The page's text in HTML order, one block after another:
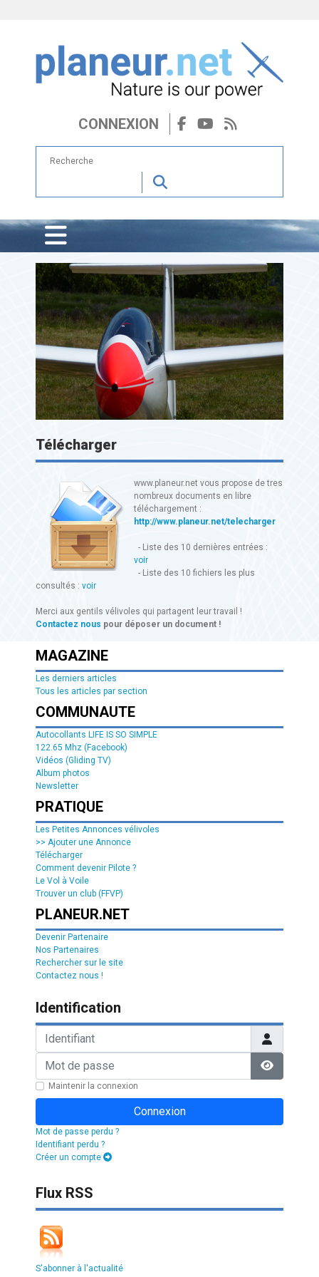
CONNEXION
Télécharger
www.planeur.net vous propose de tres
nombreux documents en libre
téléchargement :
http://www.planeur.net/telecharger
- Liste des 10 dernières entrées :
voir
- Liste des 10 fichiers les plus
consultés : voir
Merci aux gentils vélivoles qui partagent leur travail !
Contactez nous pour déposer un document !
MAGAZINE
Les derniers articles
Tous les articles par section
COMMUNAUTE
Autocollants LIFE IS SO SIMPLE
122.65 Mhz (Facebook)
Vidéos (Gliding TV)
Album photos
Newsletter
PRATIQUE
Les Petites Annonces vélivoles
>> Ajouter une Annonce
Télécharger
Comment devenir Pilote ?
Le Vol à Voile
Trouver un club (FFVP)
PLANEUR.NET
Devenir Partenaire
Nos Partenaires
Rechercher sur le site
Contactez nous !
Identification
Identifiant
Mot de passe
Afficher
Maintenir la connexion
Connexion
Mot de passe perdu ?
Identifiant perdu ?
Créer un compte
Flux RSS
S'abonner à l'actualité